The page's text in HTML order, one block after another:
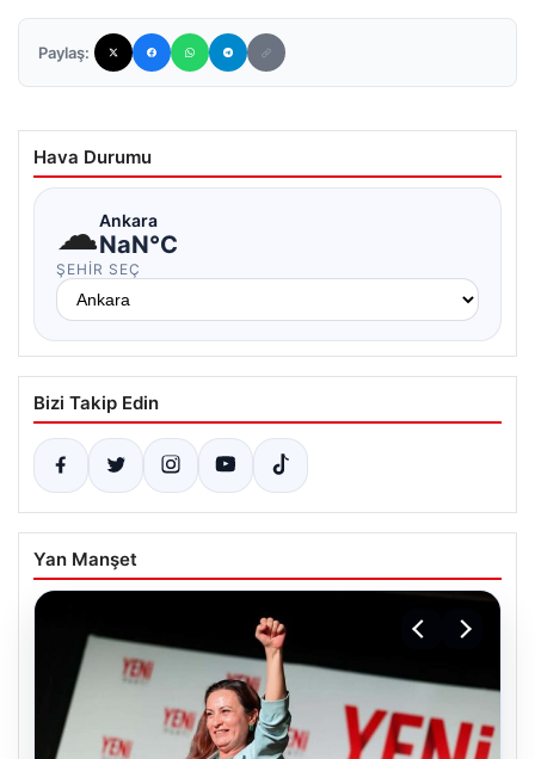
Paylaş:
Hava Durumu
☁Ankara
NaN°C
ŞEHIR SEÇ
Bizi Takip Edin
Yan Manşet